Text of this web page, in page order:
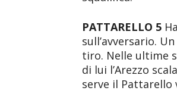
PATTARELLO 5
sull’avversario.
tiro. Nelle ultime
di lui l’Arezzo
serve il Pattarello